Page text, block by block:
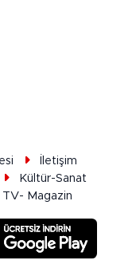
İletişim
Kültür-Sanat
TV- Magazin